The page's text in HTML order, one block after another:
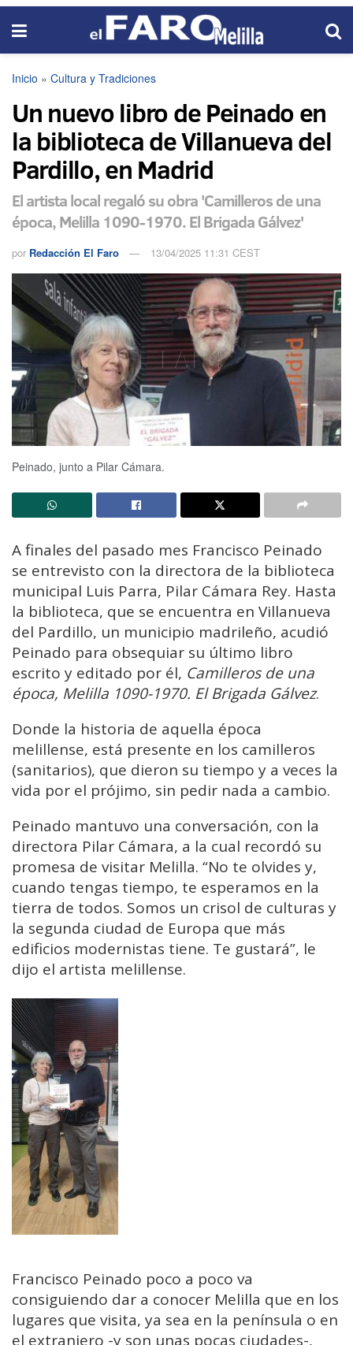
Inicio » Cultura y Tradiciones
Un nuevo libro de Peinado en
la biblioteca de Villanueva del
Pardillo, en Madrid
El artista local regaló su obra 'Camilleros de una
época, Melilla 1090-1970. El Brigada Gálvez'
por Redacción El Faro 13/04/2025 11:31 CEST
Peinado, junto a Pilar Cámara.
A finales del pasado mes Francisco Peinado
se entrevisto con la directora de la biblioteca
municipal Luis Parra, Pilar Cámara Rey. Hasta
la biblioteca, que se encuentra en Villanueva
del Pardillo, un municipio madrileño, acudió
Peinado para obsequiar su último libro
escrito y editado por él, Camilleros de una
época, Melilla 1090-1970. El Brigada Gálvez.
Donde la historia de aquella época
melillense, está presente en los camilleros
(sanitarios), que dieron su tiempo y a veces la
vida por el prójimo, sin pedir nada a cambio.
Peinado mantuvo una conversación, con la
directora Pilar Cámara, a la cual recordó su
promesa de visitar Melilla. “No te olvides y,
cuando tengas tiempo, te esperamos en la
tierra de todos. Somos un crisol de culturas y
la segunda ciudad de Europa que más
edificios modernistas tiene. Te gustará”, le
dijo el artista melillense.
Francisco Peinado poco a poco va
consiguiendo dar a conocer Melilla que en los
lugares que visita, ya sea en la península o en
el extranjero -y son unas pocas ciudades-,